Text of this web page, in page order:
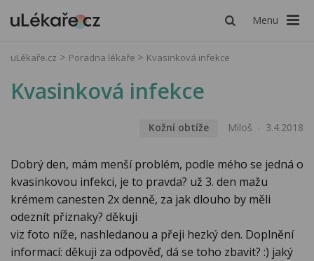
Menu
uLékaře.cz Poradna lékaře Kvasinková infekce
Kvasinková infekce
Kožní obtíže Miloš 3.4.2018
Dobrý den, mám menší problém, podle mého se jedná o
kvasinkovou infekci, je to pravda? už 3. den mažu
krémem canesten 2x denně, za jak dlouho by měli
odeznít přiznaky? děkuji
viz foto níže, nashledanou a přeji hezký den. Doplnění
informací: děkuji za odpověď, dá se toho zbavit? :) jaký